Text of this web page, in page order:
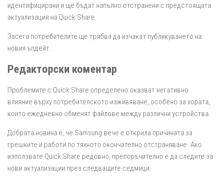
идентифицирани и ще бъдат напълно отстранени с предстоящата
актуализация на Quick Share.
Засега потребителите ще трябва да изчакат публикуването на
новия ъпдейт.
Редакторски коментар
Проблемите с Quick Share определено оказват негативно
влияние върху потребителското изживяване, особено за хората,
които ежедневно обменят файлове между различни устройства.
Добрата новина е, че Samsung вече е открила причината за
грешките и работи по тяхното окончателно отстраняване. Ако
използвате Quick Share редовно, препоръчително е да следите за
нови актуализации през следващите седмици.